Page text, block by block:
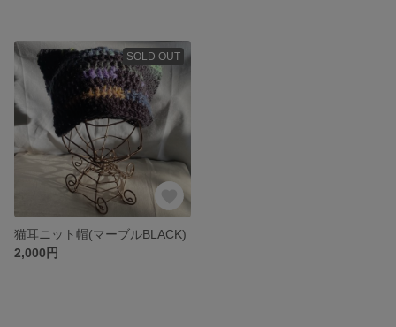
SOLD OUT
猫耳ニット帽(マーブルBLACK)
2,000円